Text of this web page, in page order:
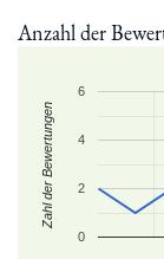
Anzahl der
0
2
4
6
Zahl der Bewertungen